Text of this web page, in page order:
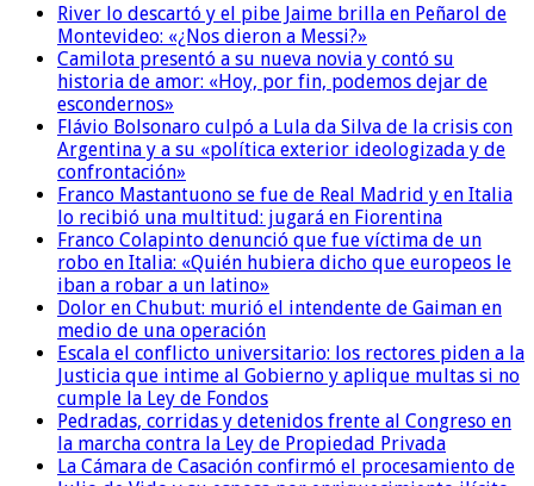
River lo descartó y el pibe Jaime brilla en Peñarol de
Montevideo: «¿Nos dieron a Messi?»
Camilota presentó a su nueva novia y contó su
historia de amor: «Hoy, por fin, podemos dejar de
escondernos»
Flávio Bolsonaro culpó a Lula da Silva de la crisis con
Argentina y a su «política exterior ideologizada y de
confrontación»
Franco Mastantuono se fue de Real Madrid y en Italia
lo recibió una multitud: jugará en Fiorentina
Franco Colapinto denunció que fue víctima de un
robo en Italia: «Quién hubiera dicho que europeos le
iban a robar a un latino»
Dolor en Chubut: murió el intendente de Gaiman en
medio de una operación
Escala el conflicto universitario: los rectores piden a la
Justicia que intime al Gobierno y aplique multas si no
cumple la Ley de Fondos
Pedradas, corridas y detenidos frente al Congreso en
la marcha contra la Ley de Propiedad Privada
La Cámara de Casación confirmó el procesamiento de